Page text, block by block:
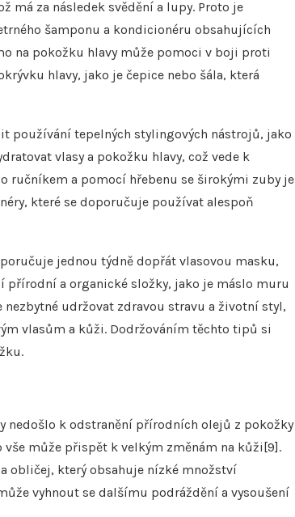
má za následek svědění a lupy. Proto je
šamponu a kondicionéru obsahujících
na pokožku hlavy může pomoci v boji proti
hlavy, jako je čepice nebo šála, která
používání tepelných stylingových nástrojů, jako
vlasy a pokožku hlavy, což vede k
ručníkem a pomocí hřebenu se širokými zuby je
které se doporučuje používat alespoň
jednou týdně dopřát vlasovou masku,
přírodní a organické složky, jako je máslo muru
udržovat zdravou stravu a životní styl,
vlasům a kůži. Dodržováním těchto tipů si
nedošlo k odstranění přírodních olejů z pokožky
může přispět k velkým změnám na kůži[9].
obličej, který obsahuje nízké množství
vyhnout se dalšímu podráždění a vysoušení